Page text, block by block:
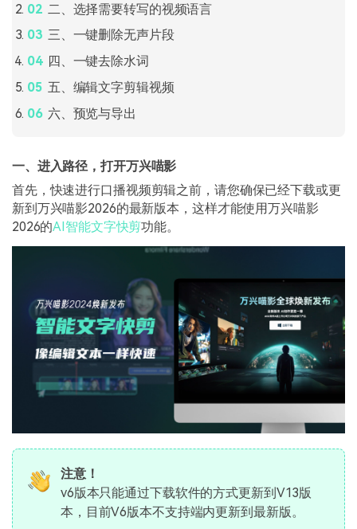
二、选择需要转写的视频语言
三、一键删除无声片段
四、一键去除水词
五、编辑文字剪辑视频
六、预览与导出
一、进入路径，打开万兴喵影
首先，快速进行口播视频剪辑之前，请您确保已经下载或更
新到万兴喵影2026的最新版本，这样才能使用万兴喵影
2026的AI智能文字快剪功能。
注意！
v6版本只能通过下载软件的方式更新到V13版
本，目前V6版本不支持端内更新到最新版。